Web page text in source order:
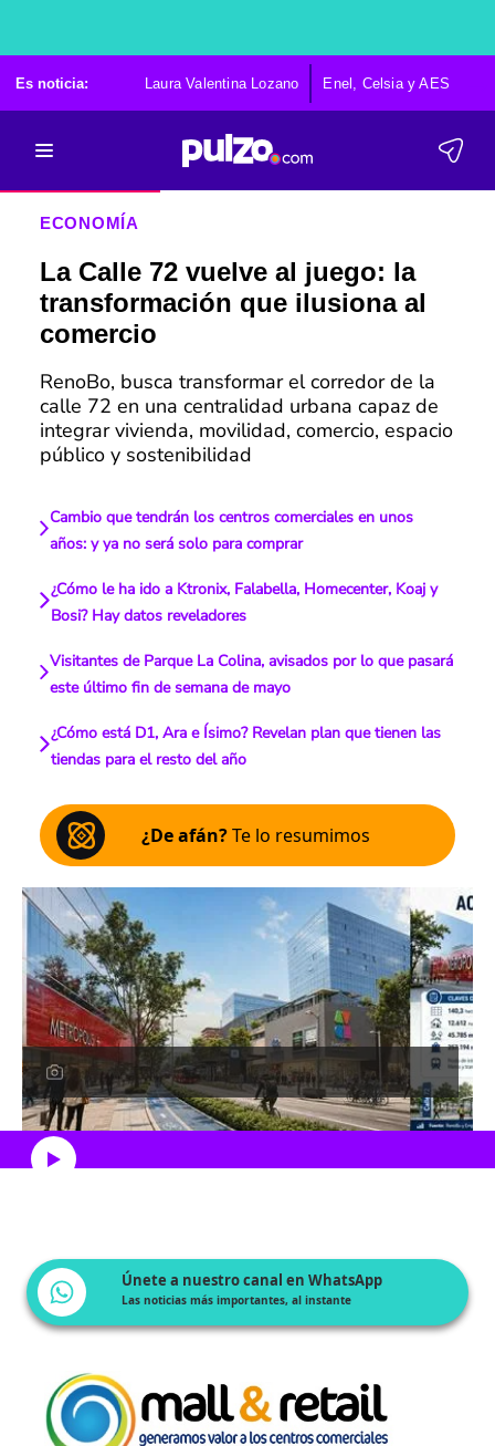
Es noticia: Laura Valentina Lozano Enel, Celsia y AES
ECONOMÍA
La Calle 72 vuelve al juego: la
transformación que ilusiona al
comercio
RenoBo, busca transformar el corredor de la
calle 72 en una centralidad urbana capaz de
integrar vivienda, movilidad, comercio, espacio
público y sostenibilidad
Cambio que tendrán los centros comerciales en unos
años: y ya no será solo para comprar
¿Cómo le ha ido a Ktronix, Falabella, Homecenter, Koaj y
Bosi? Hay datos reveladores
Visitantes de Parque La Colina, avisados por lo que pasará
este último fin de semana de mayo
¿Cómo está D1, Ara e Ísimo? Revelan plan que tienen las
tiendas para el resto del año
¿De afán?Te lo resumimos
Escucha el artículo
Únete a nuestro canal en WhatsApp
Las noticias más importantes, al instante